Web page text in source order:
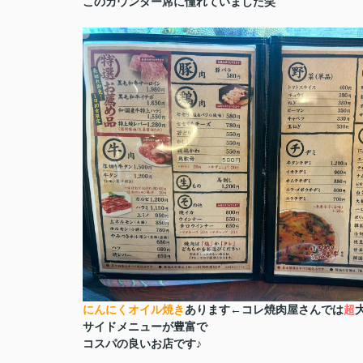
にんにくオイル焼き あります←コレ焼肉屋さんでは超
サイドメニューが豊富で
コスパの良いお店です♪